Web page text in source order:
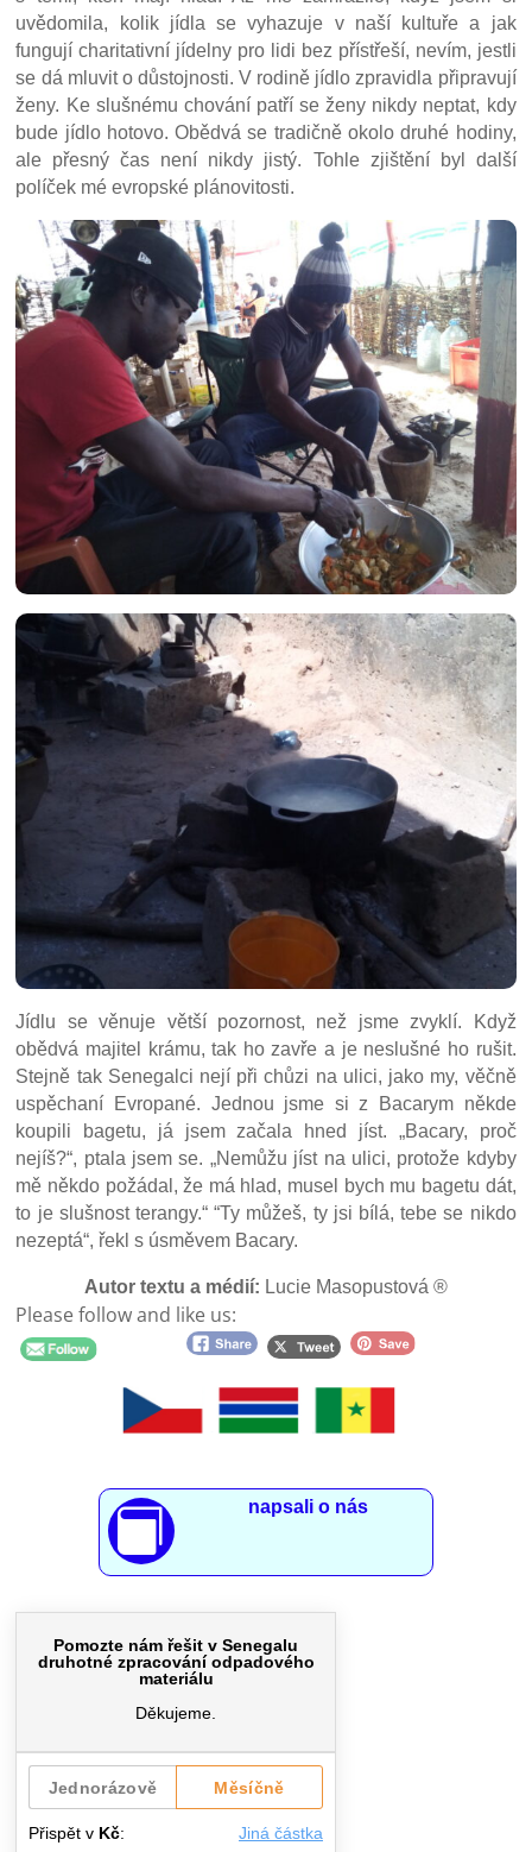
uvědomila, kolik jídla se vyhazuje v naší kultuře a jak
fungují charitativní jídelny pro lidi bez přístřeší, nevím, jestli
se dá mluvit o důstojnosti. V rodině jídlo zpravidla připravují
ženy. Ke slušnému chování patří se ženy nikdy neptat, kdy
bude jídlo hotovo. Obědvá se tradičně okolo druhé hodiny,
ale přesný čas není nikdy jistý. Tohle zjištění byl další
políček mé evropské plánovitosti.
Jídlu se věnuje větší pozornost, než jsme zvyklí. Když
obědvá majitel krámu, tak ho zavře a je neslušné ho rušit.
Stejně tak Senegalci nejí při chůzi na ulici, jako my, věčně
uspěchaní Evropané. Jednou jsme si z Bacarym někde
koupili bagetu, já jsem začala hned jíst. „Bacary, proč
nejíš?“, ptala jsem se. „Nemůžu jíst na ulici, protože kdyby
mě někdo požádal, že má hlad, musel bych mu bagetu dát,
to je slušnost terangy.“ “Ty můžeš, ty jsi bílá, tebe se nikdo
nezeptá“, řekl s úsměvem Bacary.
Autor textu a médií: Lucie Masopustová ®
Please follow and like us:
 napsali o nás